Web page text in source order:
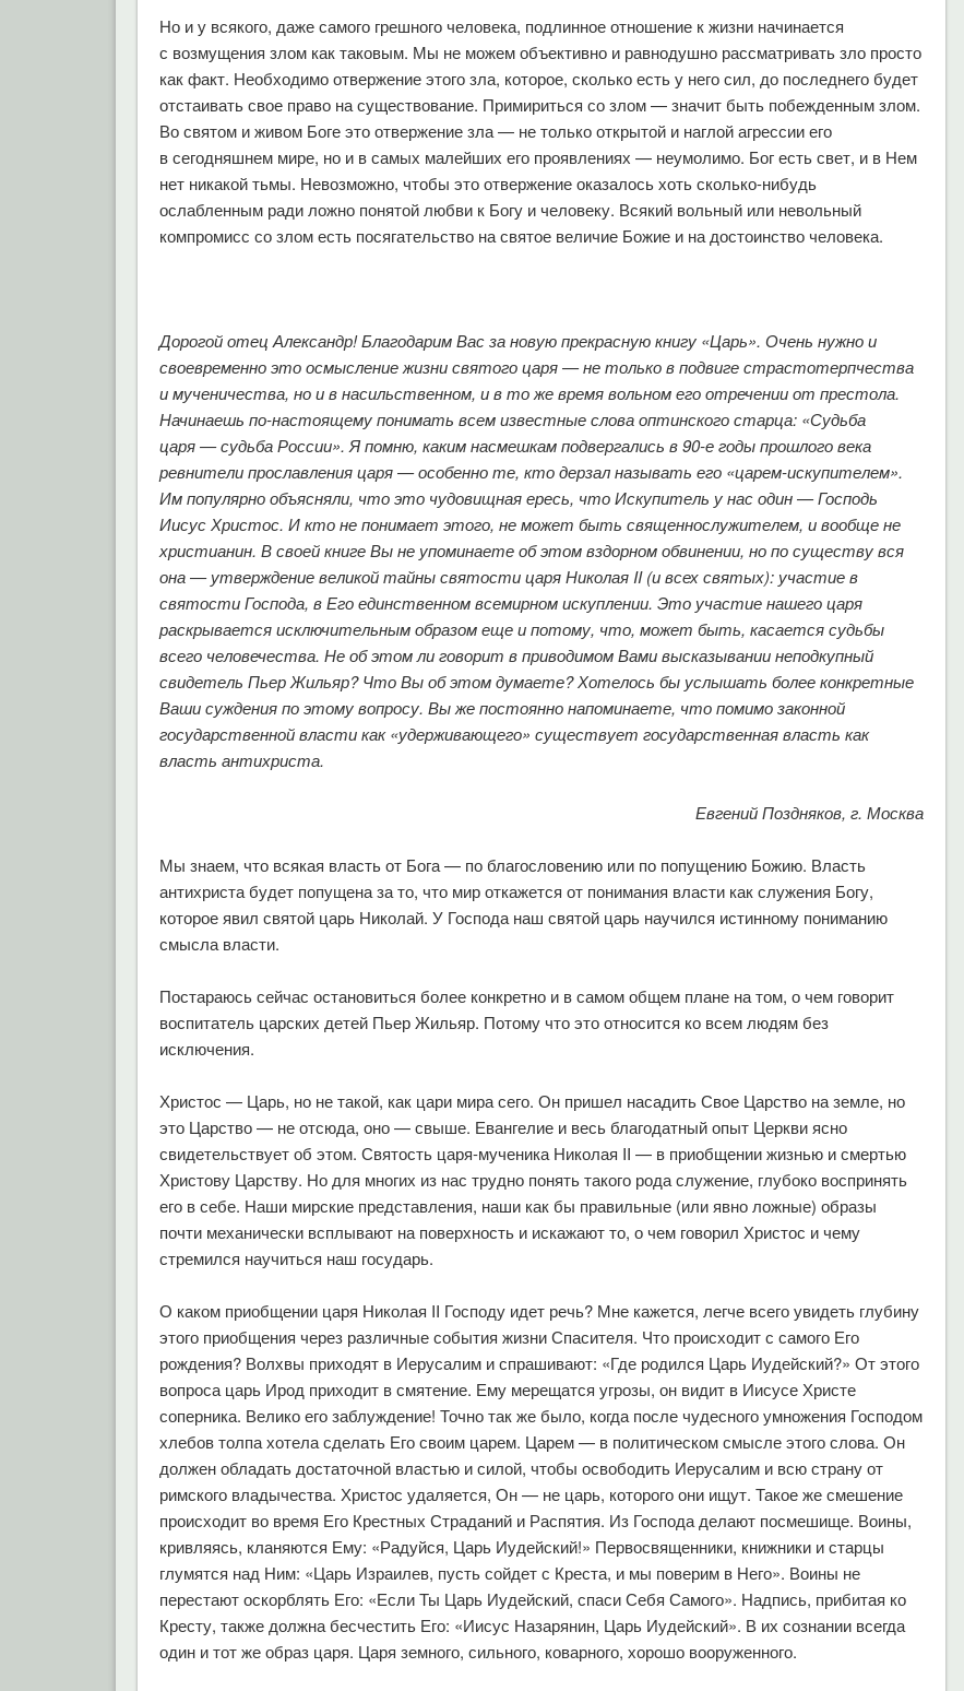
Но и у всякого, даже самого грешного человека, подлинное отношение к жизни начинается
с возмущения злом как таковым. Мы не можем объективно и равнодушно рассматривать зло просто
как факт. Необходимо отвержение этого зла, которое, сколько есть у него сил, до последнего будет
отстаивать свое право на существование. Примириться со злом — значит быть побежденным злом.
Во святом и живом Боге это отвержение зла — не только открытой и наглой агрессии его
в сегодняшнем мире, но и в самых малейших его проявлениях — неумолимо. Бог есть свет, и в Нем
нет никакой тьмы. Невозможно, чтобы это отвержение оказалось хоть сколько-нибудь
ослабленным ради ложно понятой любви к Богу и человеку. Всякий вольный или невольный
компромисс со злом есть посягательство на святое величие Божие и на достоинство человека.
Дорогой отец Александр! Благодарим Вас за новую прекрасную книгу «Царь». Очень нужно и
своевременно это осмысление жизни святого царя — не только в подвиге страстотерпчества
и мученичества, но и в насильственном, и в то же время вольном его отречении от престола.
Начинаешь по-настоящему понимать всем известные слова оптинского старца: «Судьба
царя — судьба России». Я помню, каким насмешкам подвергались в 90-е годы прошлого века
ревнители прославления царя — особенно те, кто дерзал называть его «царем-искупителем».
Им популярно объясняли, что это чудовищная ересь, что Искупитель у нас один — Господь
Иисус Христос. И кто не понимает этого, не может быть священнослужителем, и вообще не
христианин. В своей книге Вы не упоминаете об этом вздорном обвинении, но по существу вся
она — утверждение великой тайны святости царя Николая II (и всех святых): участие в
святости Господа, в Его единственном всемирном искуплении. Это участие нашего царя
раскрывается исключительным образом еще и потому, что, может быть, касается судьбы
всего человечества. Не об этом ли говорит в приводимом Вами высказывании неподкупный
свидетель Пьер Жильяр? Что Вы об этом думаете? Хотелось бы услышать более конкретные
Ваши суждения по этому вопросу. Вы же постоянно напоминаете, что помимо законной
государственной власти как «удерживающего» существует государственная власть как
власть антихриста.
Евгений Поздняков, г. Москва
Мы знаем, что всякая власть от Бога — по благословению или по попущению Божию. Власть
антихриста будет попущена за то, что мир откажется от понимания власти как служения Богу,
которое явил святой царь Николай. У Господа наш святой царь научился истинному пониманию
смысла власти.
Постараюсь сейчас остановиться более конкретно и в самом общем плане на том, о чем говорит
воспитатель царских детей Пьер Жильяр. Потому что это относится ко всем людям без
исключения.
Христос — Царь, но не такой, как цари мира сего. Он пришел насадить Свое Царство на земле, но
это Царство — не отсюда, оно — свыше. Евангелие и весь благодатный опыт Церкви ясно
свидетельствует об этом. Святость царя-мученика Николая II — в приобщении жизнью и смертью
Христову Царству. Но для многих из нас трудно понять такого рода служение, глубоко воспринять
его в себе. Наши мирские представления, наши как бы правильные (или явно ложные) образы
почти механически всплывают на поверхность и искажают то, о чем говорил Христос и чему
стремился научиться наш государь.
О каком приобщении царя Николая II Господу идет речь? Мне кажется, легче всего увидеть глубину
этого приобщения через различные события жизни Спасителя. Что происходит с самого Его
рождения? Волхвы приходят в Иерусалим и спрашивают: «Где родился Царь Иудейский?» От этого
вопроса царь Ирод приходит в смятение. Ему мерещатся угрозы, он видит в Иисусе Христе
соперника. Велико его заблуждение! Точно так же было, когда после чудесного умножения Господом
хлебов толпа хотела сделать Его своим царем. Царем — в политическом смысле этого слова. Он
должен обладать достаточной властью и силой, чтобы освободить Иерусалим и всю страну от
римского владычества. Христос удаляется, Он — не царь, которого они ищут. Такое же смешение
происходит во время Его Крестных Страданий и Распятия. Из Господа делают посмешище. Воины,
кривляясь, кланяются Ему: «Радуйся, Царь Иудейский!» Первосвященники, книжники и старцы
глумятся над Ним: «Царь Израилев, пусть сойдет с Креста, и мы поверим в Него». Воины не
перестают оскорблять Его: «Если Ты Царь Иудейский, спаси Себя Самого». Надпись, прибитая ко
Кресту, также должна бесчестить Его: «Иисус Назарянин, Царь Иудейский». В их сознании всегда
один и тот же образ царя. Царя земного, сильного, коварного, хорошо вооруженного.